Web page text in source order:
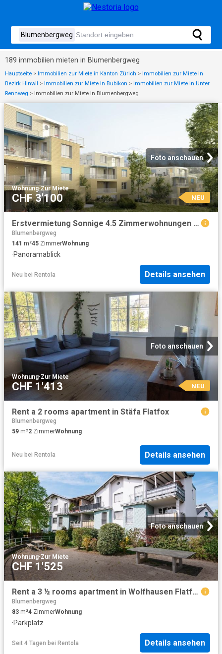
189 immobilien mieten in Blumenbergweg
Hauptseite > Immobilien zur Miete in Kanton Zürich > Immobilien zur Miete in
Bezirk Hinwil > Immobilien zur Miete in Bubikon > Immobilien zur Miete in Unter
Rennweg > Immobilien zur Miete in Blumenbergweg
Foto anschauen
Wohnung·Zur Miete
CHF 3'100 NEU
Erstvermietung Sonnige 4.5 Zimmerwohnungen mit Bergblick zu vermieten
Blumenbergweg
141 m²45 ZimmerWohnung
·Panoramablick
Neu bei Rentola Details ansehen
Foto anschauen
Wohnung·Zur Miete
CHF 1'413 NEU
Rent a 2 rooms apartment in Stäfa Flatfox
Blumenbergweg
59 m²2 ZimmerWohnung
Neu bei Rentola Details ansehen
Foto anschauen
Wohnung·Zur Miete
CHF 1'525
Rent a 3 ½ rooms apartment in Wolfhausen Flatfox
Blumenbergweg
83 m²4 ZimmerWohnung
·Parkplatz
Seit 4 Tagen bei Rentola Details ansehen